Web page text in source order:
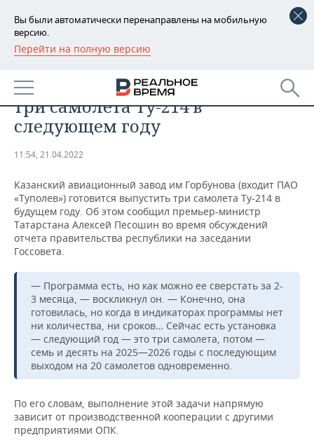
Вы были автоматически перенаправлены на мобильную
версию.
Перейти на полную версию
РЕГИОНЫ
БАШКОРТОСТАН
ТАТАРСТАН
НОВОСТИ
АНАЛИТИКА
ДЕКЛАРАЦИИ О ДОХОДАХ
КОРОЛИ ГОСЗАКАЗА ПФО
ВУЗЫ ТАТАРСТАНА
КОМУ ПРИНАДЛЕЖАТ
ТОРГОВЫЕ ЦЕНТРЫ
ТАТАРСТАНА
НОВОСТИ ЭКОНОМИКИ
ФИНАНСЫ
БАНКИ
БЮДЖЕТ
ИНВЕСТИЦИИ
ПРОМЫШЛЕННОСТЬ
НОВОСТИ
ПРОМЫШЛЕННОСТИ
АГРОПРОМ
МАШИНОСТРОЕНИЕ
НЕФТЕХИМИЯ
НЕФТЬ
ОПК
ЭНЕРГЕТИКА
НЕДВИЖИМОСТЬ
НОВОСТИ НЕДВИЖИМОСТИ
АВТО
НОВОСТИ АВТО
БИЗНЕС
НОВОСТИ БИЗНЕСА
РОЗНИЧНАЯ ТОРГОВЛЯ
ТРАНСПОРТ
УСЛУГИ
ТЕХНОЛОГИИ
НОВОСТИ ТЕХНОЛОГИЙ
МЕДИА
ТЕЛЕКОММУНИКАЦИИ
МЕРОПРИЯТИЯ
НОВОСТИ МЕРОПРИЯТИЙ
ВЫЕЗДНАЯ РЕДАКЦИЯ
БИЗНЕС-БРАНЧИ
СПОРТ
НОВОСТИ СПОРТА
ФУТБОЛ
ОБЩЕСТВО
НОВОСТИ ОБЩЕСТВА
ФОТОГАЛЕРЕЯ
Казанский авиазавод построит
три самолета Ту-214 в
следующем году
11:54, 21.04.2022
Казанский авиационный завод им Горбунова (входит ПАО
«Туполев») готовится выпустить три самолета Ту-214 в
будущем году. Об этом сообщил премьер-министр
Татарстана Алексей Песошин во время обсуждений
отчета правительства республики на заседании
Госсовета.
— Программа есть, но как можно ее сверстать за 2-
3 месяца, — воскликнул он. — Конечно, она
готовилась, но когда в индикаторах программы нет
ни количества, ни сроков… Сейчас есть установка
— следующий год — это три самолета, потом —
семь и десять на 2025—2026 годы с последующим
выходом на 20 самолетов одновременно.
По его словам, выполнение этой задачи напрямую
зависит от производственной кооперации с другими
предприятиями ОПК.